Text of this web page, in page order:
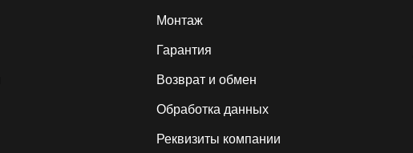
Монтаж
Гарантия
Возврат и обмен
Обработка данных
Реквизиты компании